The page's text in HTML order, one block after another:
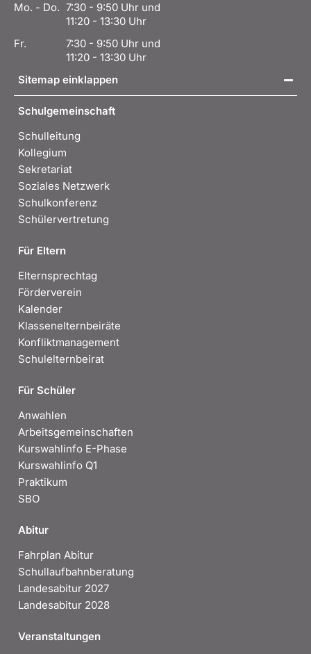
Mo. - Do. 7:30 - 9:50 Uhr und
11:20 - 13:30 Uhr
Fr.
7:30 - 9:50 Uhr und
11:20 - 13:30 Uhr
Sitemap einklappen
Schulgemeinschaft
Schulleitung
Kollegium
Sekretariat
Soziales Netzwerk
Schulkonferenz
Schülervertretung
Für Eltern
Elternsprechtag
Förderverein
Kalender
Klassenelternbeiräte
Konfliktmanagement
Schulelternbeirat
Für Schüler
Anwahlen
Arbeitsgemeinschaften
Kurswahlinfo E-Phase
Kurswahlinfo Q1
Praktikum
SBO
Abitur
Fahrplan Abitur
Schullaufbahnberatung
Landesabitur 2027
Landesabitur 2028
Veranstaltungen